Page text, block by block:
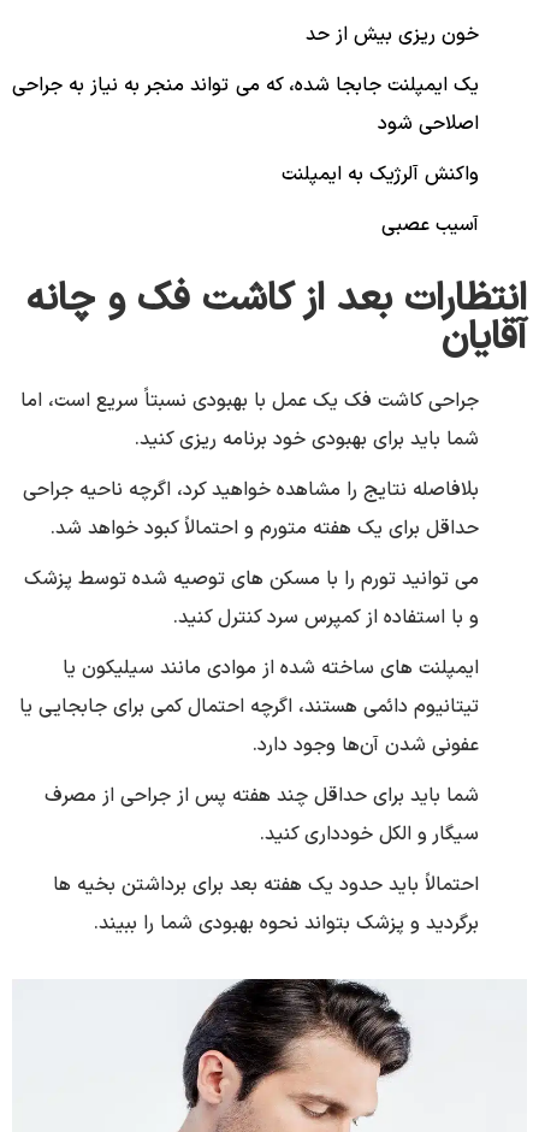
خون ریزی بیش از حد
یک ایمپلنت جابجا شده، که می تواند منجر به نیاز به جراحی
اصلاحی شود
واکنش آلرژیک به ایمپلنت
آسیب عصبی
انتظارات بعد از کاشت فک و چانه
آقایان
جراحی کاشت فک یک عمل با بهبودی نسبتاً سریع است، اما
شما باید برای بهبودی خود برنامه ریزی کنید.
بلافاصله نتایج را مشاهده خواهید کرد، اگرچه ناحیه جراحی
حداقل برای یک هفته متورم و احتمالاً کبود خواهد شد.
می توانید تورم را با مسکن های توصیه شده توسط پزشک
و با استفاده از کمپرس سرد کنترل کنید.
ایمپلنت‌ های ساخته شده از موادی مانند سیلیکون یا
تیتانیوم دائمی هستند، اگرچه احتمال کمی برای جابجایی یا
عفونی شدن آن‌ها وجود دارد.
شما باید برای حداقل چند هفته پس از جراحی از مصرف
سیگار و الکل خودداری کنید.
احتمالاً باید حدود یک هفته بعد برای برداشتن بخیه ‌ها
برگردید و پزشک بتواند نحوه بهبودی شما را ببیند.